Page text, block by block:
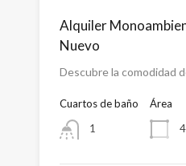
Alquiler
Nuevo
Descubre la comodidad
Cuartos de baño
1
Área